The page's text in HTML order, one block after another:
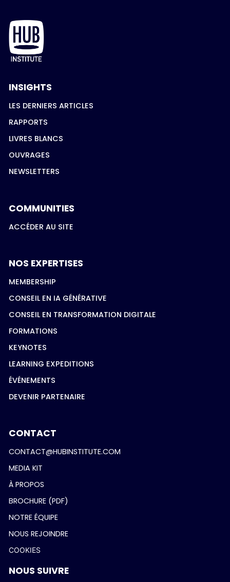
INSIGHTS
LES DERNIERS ARTICLES
RAPPORTS
LIVRES BLANCS
OUVRAGES
NEWSLETTERS
COMMUNITIES
ACCÉDER AU SITE
NOS EXPERTISES
MEMBERSHIP
CONSEIL EN IA GÉNÉRATIVE
CONSEIL EN TRANSFORMATION DIGITALE
FORMATIONS
KEYNOTES
LEARNING EXPEDITIONS
ÉVÉNEMENTS
DEVENIR PARTENAIRE
CONTACT
CONTACT@HUBINSTITUTE.COM
MEDIA KIT
À PROPOS
BROCHURE (PDF)
NOTRE ÉQUIPE
NOUS REJOINDRE
COOKIES
NOUS SUIVRE